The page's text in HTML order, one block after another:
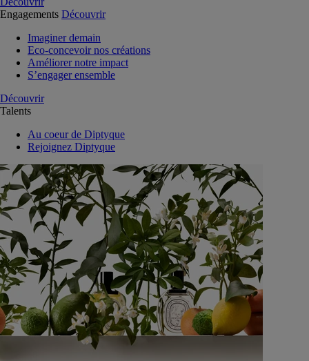
Engagements Découvrir
Imaginer demain
Eco-concevoir nos créations
Améliorer notre impact
S’engager ensemble
Découvrir
Talents
Au coeur de Diptyque
Rejoignez Diptyque